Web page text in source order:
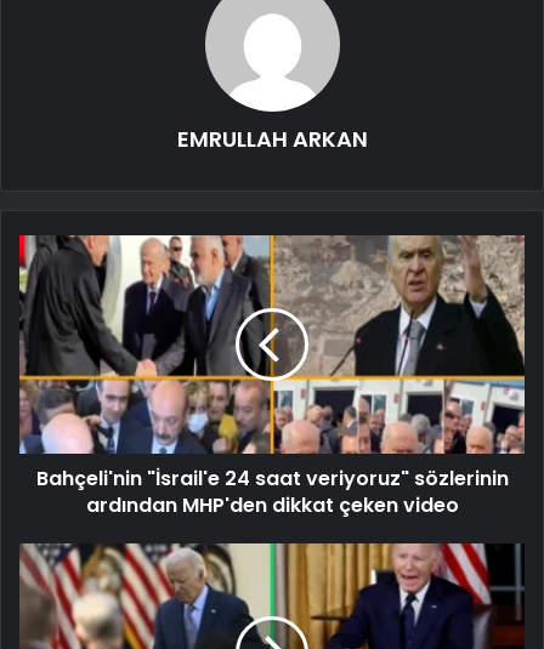
EMRULLAH ARKAN
Bahçeli'nin "İsrail'e 24 saat veriyoruz" sözlerinin
ardından MHP'den dikkat çeken video